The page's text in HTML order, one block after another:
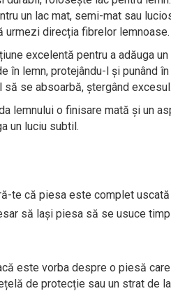
un lac mat, semi-mat sau
urmezi direcția fibrelor lemnoase.
excelentă pentru a adăuga
în lemn, protejându-l și punând
se absoarbă, ștergând excesul.
lemnului o finisare mată și un
un luciu subtil.
te că piesa este complet
să lași piesa să se usuce
este vorba despre o piesă
de protecție sau un strat de